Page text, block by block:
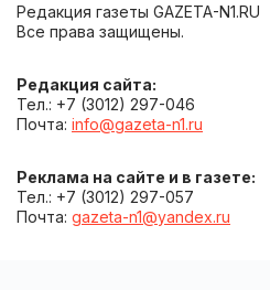
Редакция газеты GAZETA-N1.RU
Все права защищены.
Редакция сайта:
Тел.: +7 (3012) 297-046
Почта: info@gazeta-n1.ru
Реклама на сайте и в газете:
Тел.: +7 (3012) 297-057
Почта: gazeta-n1@yandex.ru